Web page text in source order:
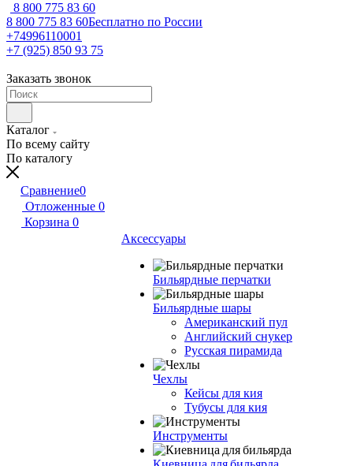
8 800 775 83 60
8 800 775 83 60Бесплатно по России
+74996110001
+7 (925) 850 93 75
Заказать звонок
Каталог
По всему сайту
По каталогу
Сравнение0
Отложенные 0
Корзина 0
Аксессуары
Бильярдные перчатки
Бильярдные шары
Американский пул
Английский снукер
Русская пирамида
Чехлы
Кейсы для кия
Тубусы для кия
Инструменты